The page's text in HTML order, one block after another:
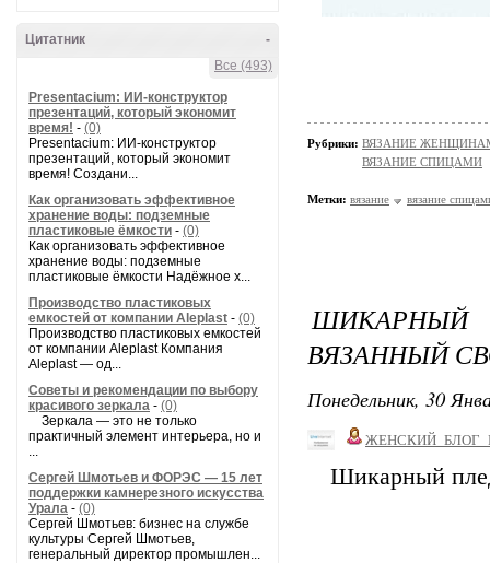
-
Цитатник
Все (493)
Presentacium: ИИ‑конструктор
презентаций, который экономит
время! - (0)
Presentacium: ИИ‑конструктор
презентаций, который экономит
время! Создани...
Как организовать эффективное
хранение воды: подземные
пластиковые ёмкости - (0)
Как организовать эффективное
хранение воды: подземные
пластиковые ёмкости Надёжное х...
Производство пластиковых
емкостей от компании Aleplast - (0)
Производство пластиковых емкостей
от компании Aleplast Компания
Aleplast — од...
Советы и рекомендации по выбору
красивого зеркала - (0)
Зеркала — это не только
практичный элемент интерьера, но и
...
Сергей Шмотьев и ФОРЭС — 15 лет
поддержки камнерезного искусства
Урала - (0)
Сергей Шмотьев: бизнес на службе
культуры Сергей Шмотьев,
генеральный директор промышлен...
Рубрики: ВЯЗАНИЕ ЖЕНЩИНАМ/
ВЯЗАНИЕ СПИЦАМИ
Метки: вязание вязание
ШИКАРНЫЙ
ВЯЗАННЫЙ
Понедельник, 30
Шикарный